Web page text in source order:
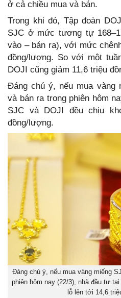
ở cả chiều mua và bán.
Trong khi đó, Tập đoàn
SJC ở mức tương tự
vào – bán ra), với mức
đồng/lượng. So với một
DOJI cũng giảm 11,6 triệu
Đáng chú ý, nếu mua vàng
và bán ra trong phiên hôm
SJC và DOJI đều chịu
đồng/lượng.
Đáng chú ý, nếu mua vàng miếng
phiên hôm nay (22/3), nhà đầu tư
lỗ lên tới 14,6